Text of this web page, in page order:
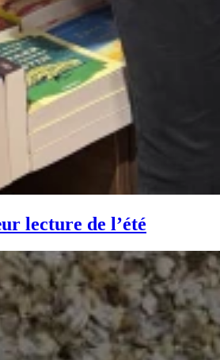
lecture de l’été